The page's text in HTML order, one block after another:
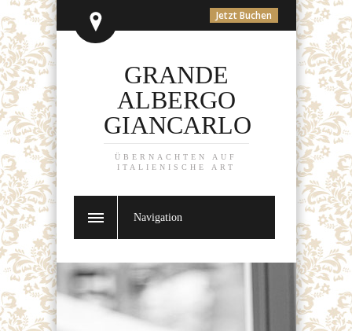
Jetzt Buchen
GRANDE
ALBERGO
GIANCARLO
ÜBERNACHTEN AUF
ITALIENISCHE ART
Navigation